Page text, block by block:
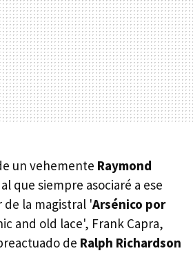
un vehemente Raymond
que siempre asociaré a ese
la magistral 'Arsénico por
and old lace', Frank Capra,
de Ralph Richardson